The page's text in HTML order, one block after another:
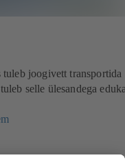
tuleb joogivett transportida
selle ülesandega